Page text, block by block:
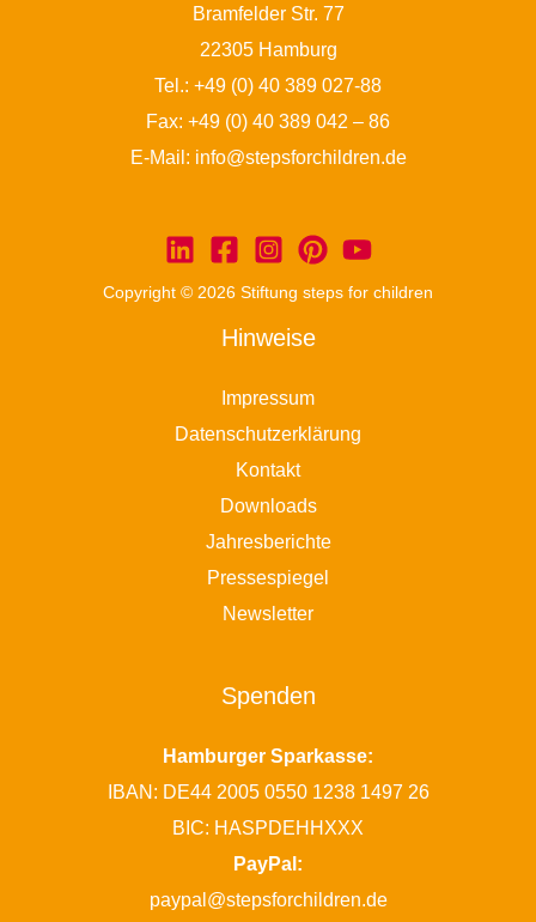
Bramfelder Str. 77
22305 Hamburg
Tel.: +49 (0) 40 389 027-88
Fax: +49 (0) 40 389 042 – 86
E-Mail: info@stepsforchildren.de
Copyright © 2026 Stiftung steps for children
Hinweise
Impressum
Datenschutzerklärung
Kontakt
Downloads
Jahresberichte
Pressespiegel
Newsletter
Spenden
Hamburger Sparkasse:
IBAN: DE44 2005 0550 1238 1497 26
BIC: HASPDEHHXXX
PayPal:
paypal@stepsforchildren.de